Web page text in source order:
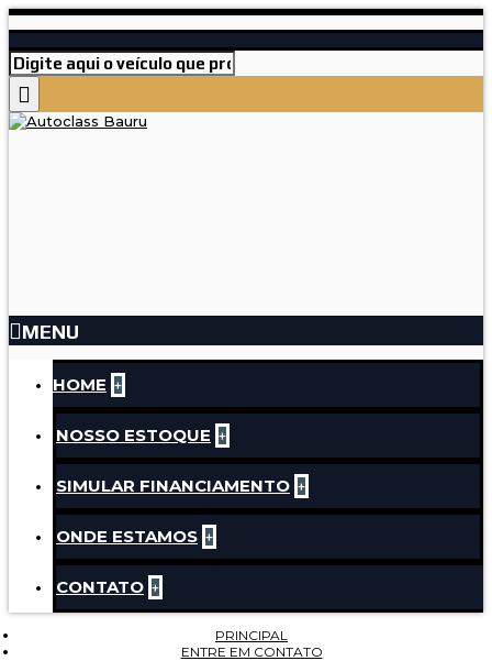
MENU
HOME +
NOSSO ESTOQUE +
SIMULAR FINANCIAMENTO +
ONDE ESTAMOS +
CONTATO +
PRINCIPAL
ENTRE EM CONTATO